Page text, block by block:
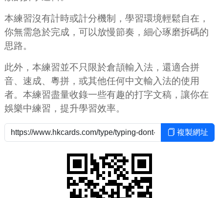
本練習沒有計時或計分機制，學習環境輕鬆自在，
你無需急於完成，可以放慢節奏，細心琢磨拆碼的
思路。
此外，本練習並不只限於倉頡輸入法，還適合拼
音、速成、粵拼，或其他任何中文輸入法的使用
者。本練習盡量收錄一些有趣的打字文稿，讓你在
娛樂中練習，提升學習效率。
複製網址